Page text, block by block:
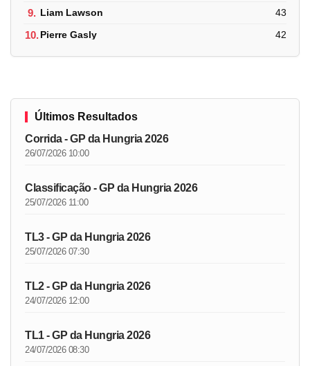
9. Liam Lawson 43
10.Pierre Gasly 42
Últimos Resultados
Corrida - GP da Hungria 2026
26/07/2026 10:00
Classificação - GP da Hungria 2026
25/07/2026 11:00
TL3 - GP da Hungria 2026
25/07/2026 07:30
TL2 - GP da Hungria 2026
24/07/2026 12:00
TL1 - GP da Hungria 2026
24/07/2026 08:30